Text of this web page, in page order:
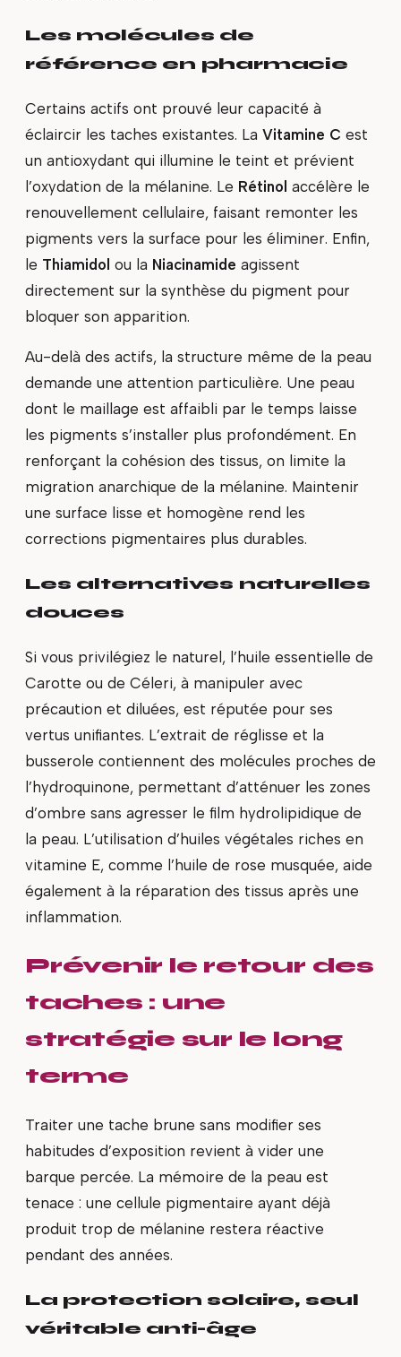
Les molécules de
référence en pharmacie
Certains actifs ont prouvé leur capacité à
éclaircir les taches existantes. La Vitamine C est
un antioxydant qui illumine le teint et prévient
l’oxydation de la mélanine. Le Rétinol accélère le
renouvellement cellulaire, faisant remonter les
pigments vers la surface pour les éliminer. Enfin,
le Thiamidol ou la Niacinamide agissent
directement sur la synthèse du pigment pour
bloquer son apparition.
Au-delà des actifs, la structure même de la peau
demande une attention particulière. Une peau
dont le maillage est affaibli par le temps laisse
les pigments s’installer plus profondément. En
renforçant la cohésion des tissus, on limite la
migration anarchique de la mélanine. Maintenir
une surface lisse et homogène rend les
corrections pigmentaires plus durables.
Les alternatives naturelles
douces
Si vous privilégiez le naturel, l’huile essentielle de
Carotte ou de Céleri, à manipuler avec
précaution et diluées, est réputée pour ses
vertus unifiantes. L’extrait de réglisse et la
busserole contiennent des molécules proches de
l’hydroquinone, permettant d’atténuer les zones
d’ombre sans agresser le film hydrolipidique de
la peau. L’utilisation d’huiles végétales riches en
vitamine E, comme l’huile de rose musquée, aide
également à la réparation des tissus après une
inflammation.
Prévenir le retour des
taches : une
stratégie sur le long
terme
Traiter une tache brune sans modifier ses
habitudes d’exposition revient à vider une
barque percée. La mémoire de la peau est
tenace : une cellule pigmentaire ayant déjà
produit trop de mélanine restera réactive
pendant des années.
La protection solaire, seul
véritable anti-âge